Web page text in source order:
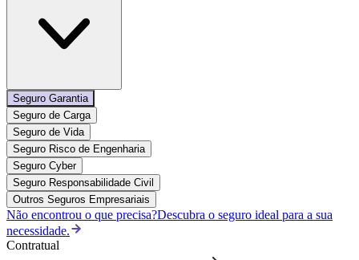
Seguro Garantia
Seguro de Carga
Seguro de Vida
Seguro Risco de Engenharia
Seguro Cyber
Seguro Responsabilidade Civil
Outros Seguros Empresariais
Não encontrou o que precisa?Descubra o seguro ideal para a sua
necessidade.
Contratual